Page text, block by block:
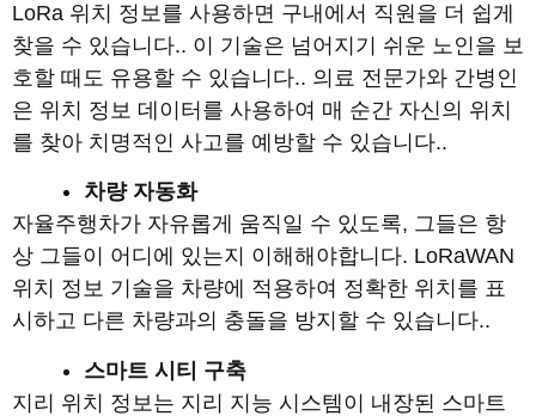
LoRa 위치 정보를 사용하면 구내에서 직원을 더 쉽게
찾을 수 있습니다.. 이 기술은 넘어지기 쉬운 노인을 보
호할 때도 유용할 수 있습니다.. 의료 전문가와 간병인
은 위치 정보 데이터를 사용하여 매 순간 자신의 위치
를 ​​찾아 치명적인 사고를 예방할 수 있습니다..
차량 자동화
자율주행차가 자유롭게 움직일 수 있도록, 그들은 항
상 그들이 어디에 있는지 이해해야합니다. LoRaWAN
위치 정보 기술을 차량에 적용하여 정확한 위치를 표
시하고 다른 차량과의 충돌을 방지할 수 있습니다..
스마트 시티 구축
지리 위치 정보는 지리 지능 시스템이 내장된 스마트